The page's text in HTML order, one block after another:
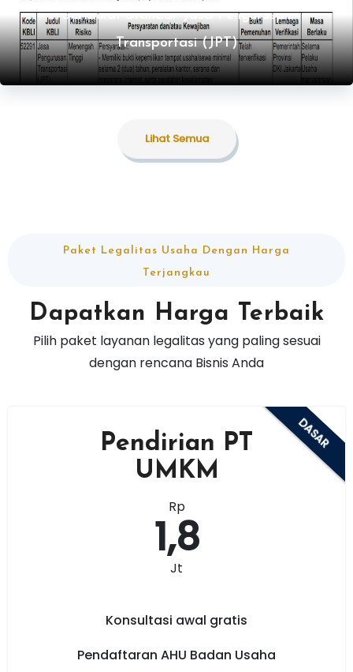
Sertifikat Standar Jasa Pengurusan
Transportasi (JPT)
Lihat Semua
Paket Legalitas Usaha Dengan Harga
Terjangkau
Dapatkan Harga Terbaik
Pilih paket layanan legalitas yang paling sesuai
dengan rencana Bisnis Anda
DASAR
Pendirian PT
UMKM
Rp
1,8
Jt
Konsultasi awal gratis
Pendaftaran AHU Badan Usaha